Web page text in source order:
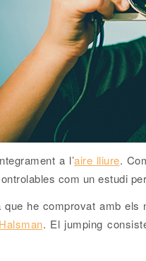
a l’aire lliure.
com un estudi
he comprovat amb els
. El jumping